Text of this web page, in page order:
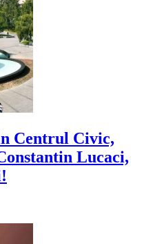
Centrul Civic,
Lucaci,